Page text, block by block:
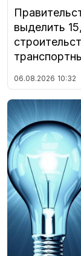
выделить
06.08.2026 10:32